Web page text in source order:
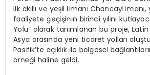
ilk akıllı ve yeşil limanı ChancayLimanı,
faaliyete geçişinin birinci yılını
Yolu” olarak tanımlanan bu proje,
Asya arasında yeni ticaret yolları
Pasifik’te açıklık ile bölgesel
örneği haline geldi.